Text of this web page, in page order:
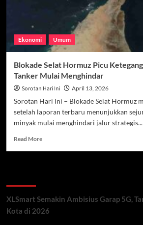
Ekonomi Umum
Blokade Selat Hormuz Picu
Tanker Mulai Menghindar
Sorotan Hari Ini April 13, 2026
Sorotan Hari Ini – Blokade Selat Hormuz
setelah laporan terbaru menunjukkan
minyak mulai menghindari jalur strategis...
Read MoreRead
Ketegangan
Global,
XLSmart Semakin Ambisius Garap 5G,
Kota di 2026